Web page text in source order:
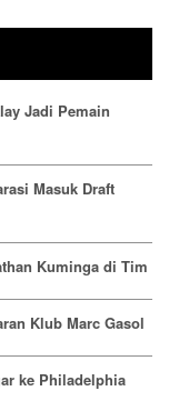
Jadi Pemain
Masuk Draft
Kuminga di Tim
Klub Marc Gasol
ke Philadelphia